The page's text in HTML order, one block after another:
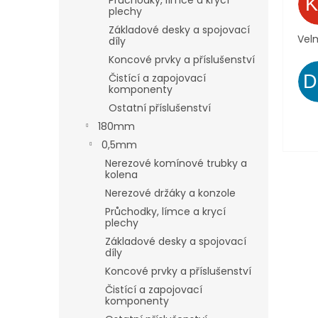
plechy
Základové desky a spojovací
díly
Koncové prvky a příslušenství
Čistící a zapojovací
komponenty
Ostatní příslušenství
180mm
0,5mm
Nerezové komínové trubky a
kolena
Nerezové držáky a konzole
Průchodky, límce a krycí
plechy
Základové desky a spojovací
díly
Koncové prvky a příslušenství
Čistící a zapojovací
komponenty